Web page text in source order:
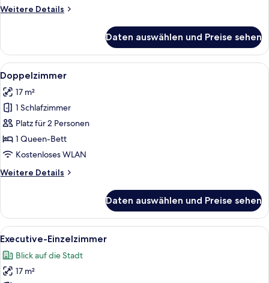
Weitere Details
Weitere
Daten auswählen und Preise sehen
Alle
Fotos
für
Doppelzimmer
anzeigen
Zimmersafe, Schreibtisch,
3
Doppelzimmer
17 m²
1 Schlafzimmer
Platz für 2 Personen
1 Queen-Bett
Kostenloses WLAN
Weitere Details
Weitere
Daten auswählen und Preise sehen
Alle
Fotos
für
Executive-
Ein modernes Hotelzimmer mit
5
Executive-Einzelzimmer
Blick auf die Stadt
17 m²